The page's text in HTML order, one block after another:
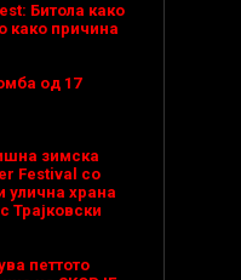
Битола како
како причина
од 17
зимска
Festival со
улична храна
Трајковски
петтото